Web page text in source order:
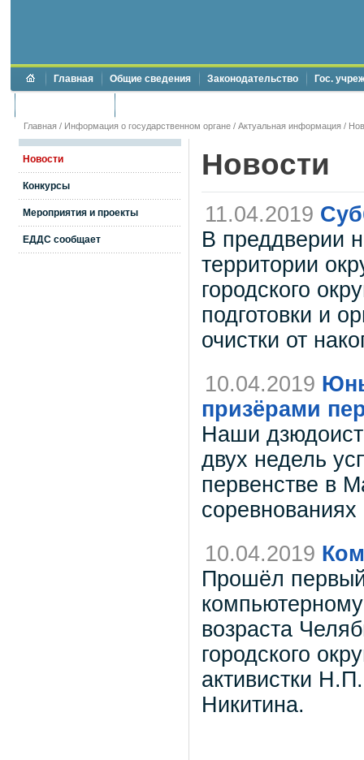
Главная Общие сведения Законодательство Гос.
Главная / Информация о государственном органе / Актуальная информация /
Новости
Конкурсы
Мероприятия и проекты
ЕДДС сообщает
Новости
11.04.2019
В преддверии
территории
городского
подготовки и
очистки от
10.04.2019
призёрами
Наши
двух недель
первенстве в
соревнованиях
10.04.2019
Прошёл первый
возраста
городского
активистки
Никитина.